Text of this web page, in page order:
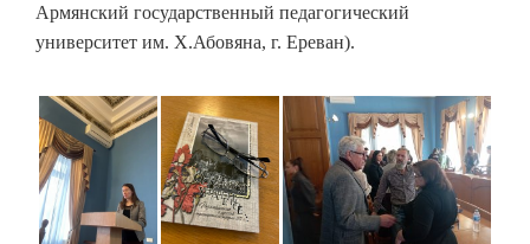
Армянский государственный педагогический
университет им. Х.Абовяна, г. Ереван).